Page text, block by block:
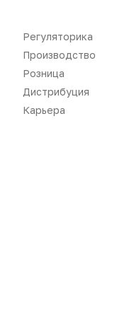
«Политика
«Основные
Регуляторика
Производство
Розница
Дистрибуция
Карьера